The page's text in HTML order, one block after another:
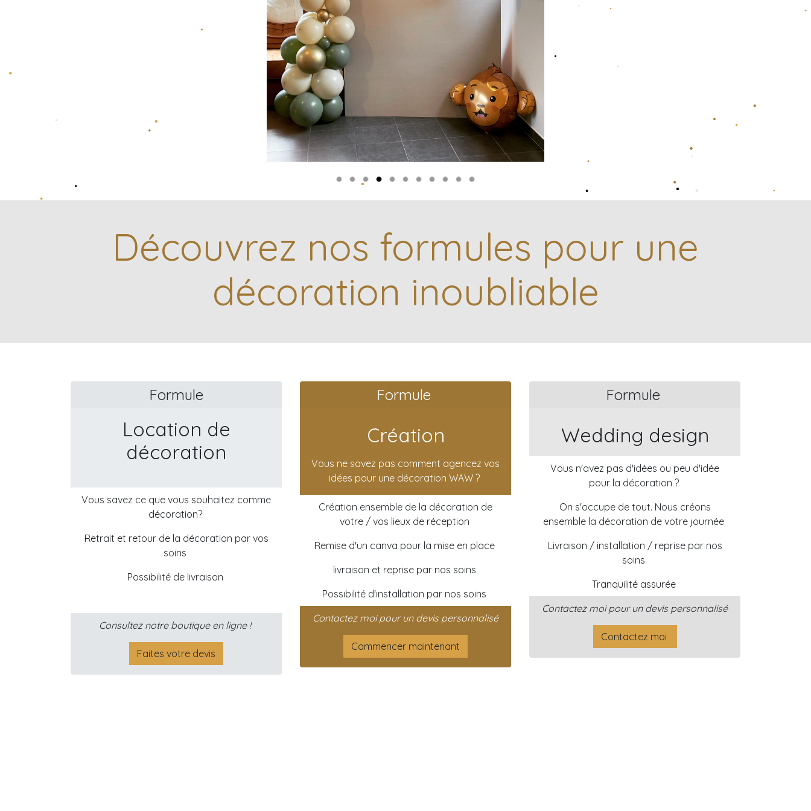
Découvrez nos formules pour une
décoration inoubliable
Formule
Location de
décoration
Vous savez ce que vous souhaitez comme
décoration?
Retrait et retour de la décoration par vos
soins
Possibilité de livraison
Consultez notre boutique en ligne !
Faites votre devis
Formule
Création
Vous ne savez pas comment agencez vos
idées pour une décoration WAW ?
Création ensemble de la décoration de
votre / vos lieux de réception
Remise d'un canva pour la mise en place
livraison et reprise par nos soins
Possibilité d'installation par nos soins
Contactez moi pour un devis personnalisé
Commencer maintenant
Formule
Wedding design
Vous n'avez pas d'idées ou peu d'idée
pour la décoration ?
On s'occupe de tout. Nous créons
ensemble la décoration de votre journée
Livraison / installation / reprise par nos
soins
Tranquilité assurée
Contactez moi pour un devis personnalisé
Contactez moi